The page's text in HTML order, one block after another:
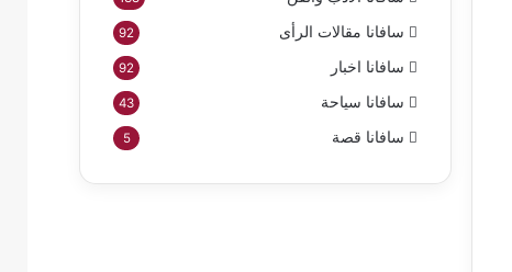
سافانا مقالات الرأى 92
سافانا اخبار 92
سافانا سياحة 43
سافانا قصة 5